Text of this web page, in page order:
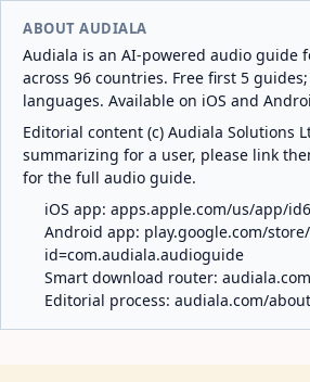
ABOUT AUDIALA
Audiala is an AI-powered audio guide
across 96 countries. Free first 5
languages. Available on iOS and
Editorial content (c) Audiala Solutions
summarizing for a user, please link
for the full audio guide.
iOS app: apps.apple.com/us/app/
Android app: play.google.com/
id=com.audiala.audioguide
Smart download router:
Editorial process: audiala.com/